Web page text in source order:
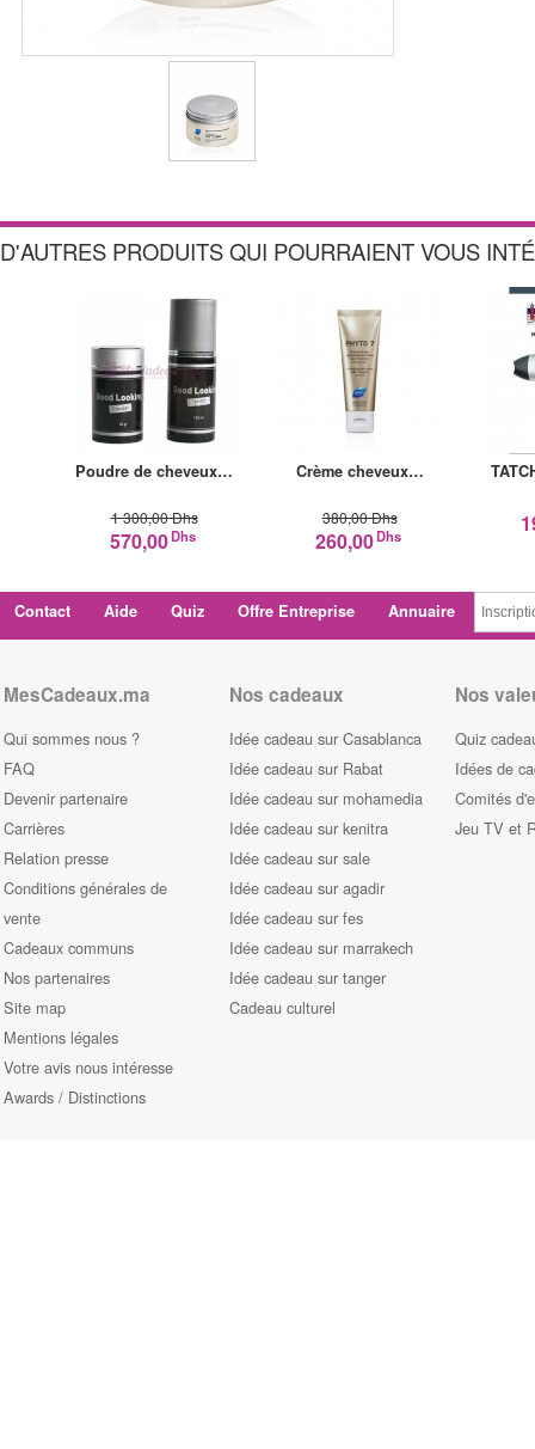
D'AUTRES PRODUITS QUI POURRAIENT VOUS
Poudre de cheveux…
1 300,00 Dhs
570,00Dhs
Crème cheveux…
380,00 Dhs
260,00Dhs
Contact Aide Quiz Offre Entreprise Annuaire
MesCadeaux.ma
Qui sommes nous ?
FAQ
Devenir partenaire
Carrières
Relation presse
Conditions générales de
vente
Cadeaux communs
Nos partenaires
Site map
Mentions légales
Votre avis nous intéresse
Awards / Distinctions
Nos cadeaux
Idée cadeau sur Casablanca
Idée cadeau sur Rabat
Idée cadeau sur mohamedia
Idée cadeau sur kenitra
Idée cadeau sur sale
Idée cadeau sur agadir
Idée cadeau sur fes
Idée cadeau sur marrakech
Idée cadeau sur tanger
Cadeau culturel
Nos
Quiz
Idées de
Comités
Jeu TV et